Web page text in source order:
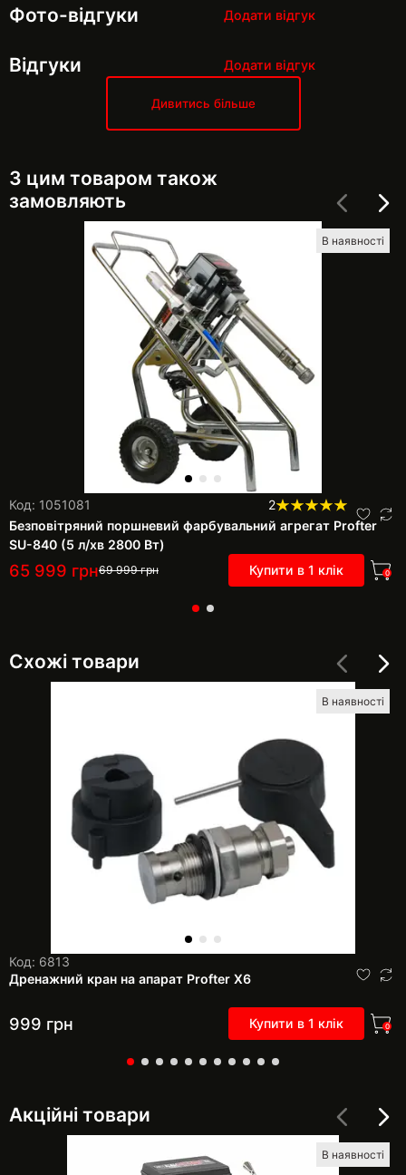
Фото-відгуки Додати відгук
Відгуки Додати відгук
Дивитись більше
З цим товаром також
замовляють
В наявності
Код: 1051081
2
Безповітряний поршневий фарбувальний агрегат Profter
SU-840 (5 л/хв 2800 Вт)
65 999 грн69 999грн Купити в 1 клік 0
Схожі товари
В наявності
Код: 6813
Дренажний кран на апарат Profter Х6
999 грн Купити в 1 клік 0
Акційні товари
В наявності